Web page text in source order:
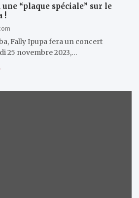
“plaque spéciale” sur le
!
Fally Ipupa fera un concert
25 novembre 2023,…